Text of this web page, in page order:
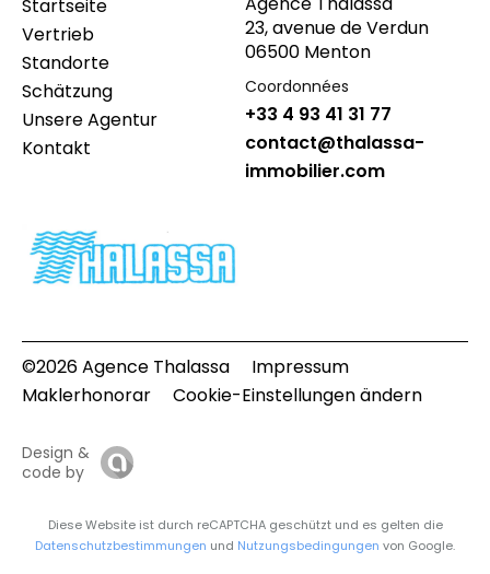
Startseite
Vertrieb
Standorte
Schätzung
Unsere Agentur
Kontakt
23, avenue de Verdun
06500 Menton
Coordonnées
+33 4 93 41 31 77
contact@thalassa-
immobilier.com
©2026 Agence Thalassa
Impressum
Maklerhonorar
Cookie-Einstellungen ändern
Design &
code by
Diese Website ist durch reCAPTCHA geschützt und es gelten die
Datenschutzbestimmungen und Nutzungsbedingungen von Google.